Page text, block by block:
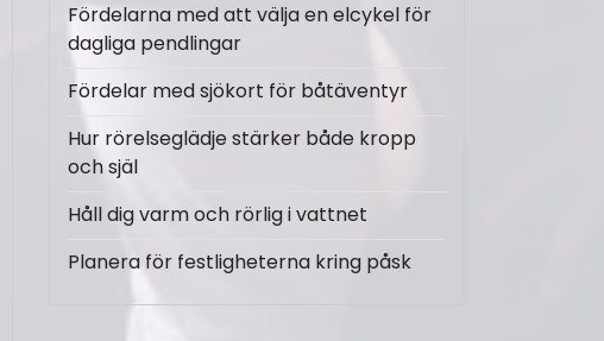
Fördelarna med att välja en elcykel för
dagliga pendlingar
Fördelar med sjökort för båtäventyr
Hur rörelseglädje stärker både kropp
och själ
Håll dig varm och rörlig i vattnet
Planera för festligheterna kring påsk